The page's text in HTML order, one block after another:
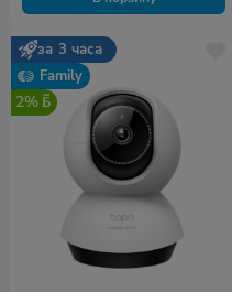
за 3 часа
Family
2%